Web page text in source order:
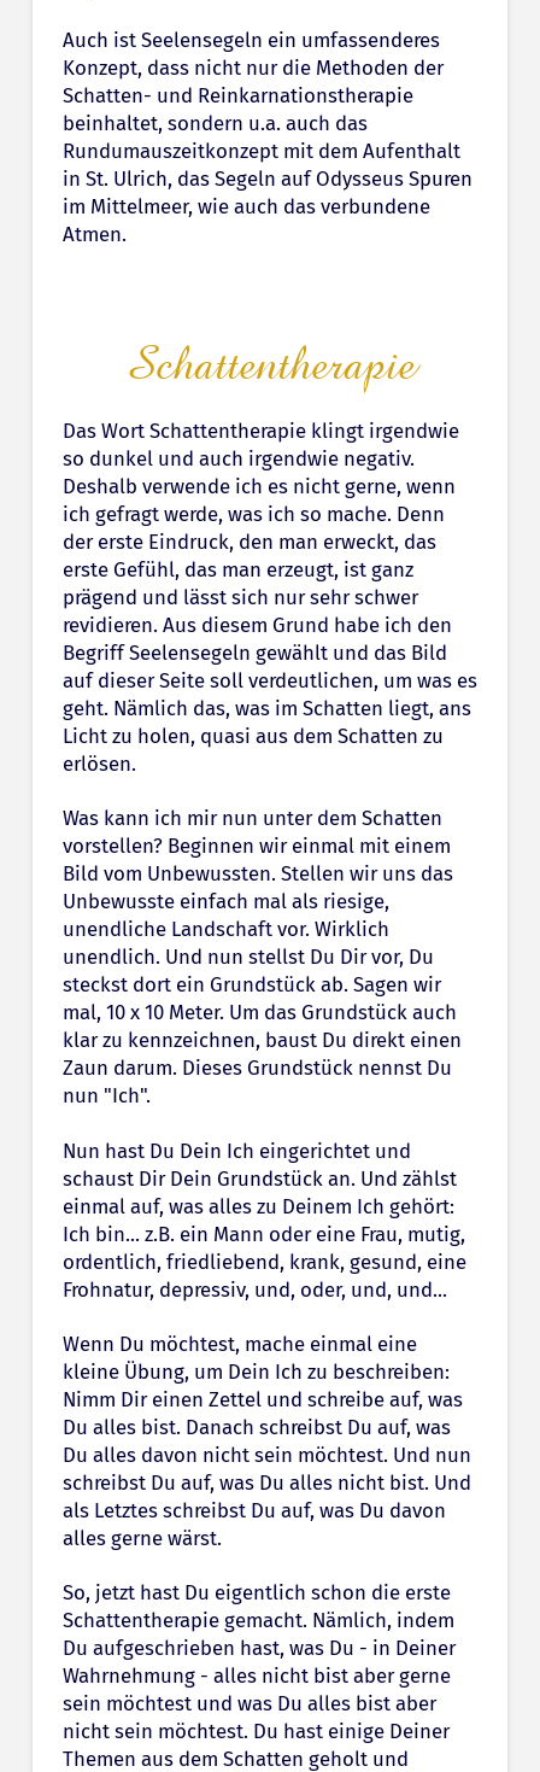
Auch ist Seelensegeln ein umfassenderes
Konzept, dass nicht nur die Methoden der
Schatten- und Reinkarnationstherapie
beinhaltet, sondern u.a. auch das
Rundumauszeitkonzept mit dem Aufenthalt
in St. Ulrich, das Segeln auf Odysseus Spuren
im Mittelmeer, wie auch das verbundene
Atmen.
Schattentherapie
Das Wort Schattentherapie klingt irgendwie
so dunkel und auch irgendwie negativ.
Deshalb verwende ich es nicht gerne, wenn
ich gefragt werde, was ich so mache. Denn
der erste Eindruck, den man erweckt, das
erste Gefühl, das man erzeugt, ist ganz
prägend und lässt sich nur sehr schwer
revidieren. Aus diesem Grund habe ich den
Begriff Seelensegeln gewählt und das Bild
auf dieser Seite soll verdeutlichen, um was es
geht. Nämlich das, was im Schatten liegt, ans
Licht zu holen, quasi aus dem Schatten zu
erlösen.
Was kann ich mir nun unter dem Schatten
vorstellen? Beginnen wir einmal mit einem
Bild vom Unbewussten. Stellen wir uns das
Unbewusste einfach mal als riesige,
unendliche Landschaft vor. Wirklich
unendlich. Und nun stellst Du Dir vor, Du
steckst dort ein Grundstück ab. Sagen wir
mal, 10 x 10 Meter. Um das Grundstück auch
klar zu kennzeichnen, baust Du direkt einen
Zaun darum. Dieses Grundstück nennst Du
nun "Ich".
Nun hast Du Dein Ich eingerichtet und
schaust Dir Dein Grundstück an. Und zählst
einmal auf, was alles zu Deinem Ich gehört:
Ich bin... z.B. ein Mann oder eine Frau, mutig,
ordentlich, friedliebend, krank, gesund, eine
Frohnatur, depressiv, und, oder, und, und...
Wenn Du möchtest, mache einmal eine
kleine Übung, um Dein Ich zu beschreiben:
Nimm Dir einen Zettel und schreibe auf, was
Du alles bist. Danach schreibst Du auf, was
Du alles davon nicht sein möchtest. Und nun
schreibst Du auf, was Du alles nicht bist. Und
als Letztes schreibst Du auf, was Du davon
alles gerne wärst.
So, jetzt hast Du eigentlich schon die erste
Schattentherapie gemacht. Nämlich, indem
Du aufgeschrieben hast, was Du - in Deiner
Wahrnehmung - alles nicht bist aber gerne
sein möchtest und was Du alles bist aber
nicht sein möchtest. Du hast einige Deiner
Themen aus dem Schatten geholt und